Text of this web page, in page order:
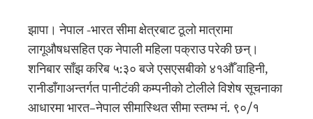
झापा। नेपाल -भारत सीमा क्षेत्रबाट ठूलो मात्रामा
लागूऔषधसहित एक नेपाली महिला पक्राउ परेकी छन्।
शनिबार साँझ करिब ५:३० बजे एसएसबीको ४१औँ वाहिनी,
रानीडाँगाअन्तर्गत पानीटंकी कम्पनीको टोलीले विशेष सूचनाका
आधारमा भारत–नेपाल सीमास्थित सीमा स्तम्भ नं. ९०/१